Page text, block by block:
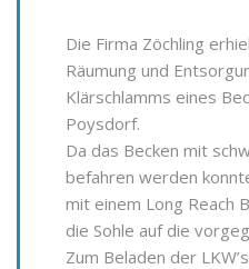
Die Firma Zöchling
Räumung und
Klärschlamms eines
Poysdorf.
Da das Becken mit
befahren werden
mit einem Long Reach
die Sohle auf die
Zum Beladen der